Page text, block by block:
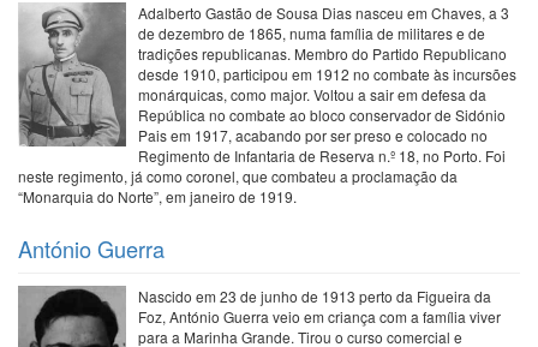
Adalberto Gastão de Sousa Dias nasceu em Chaves, a 3
de dezembro de 1865, numa família de militares e de
tradições republicanas. Membro do Partido Republicano
desde 1910, participou em 1912 no combate às incursões
monárquicas, como major. Voltou a sair em defesa da
República no combate ao bloco conservador de Sidónio
Pais em 1917, acabando por ser preso e colocado no
Regimento de Infantaria de Reserva n.º 18, no Porto. Foi
neste regimento, já como coronel, que combateu a proclamação da
“Monarquia do Norte”, em janeiro de 1919.
António Guerra
Nascido em 23 de junho de 1913 perto da Figueira da
Foz, António Guerra veio em criança com a família viver
para a Marinha Grande. Tirou o curso comercial e